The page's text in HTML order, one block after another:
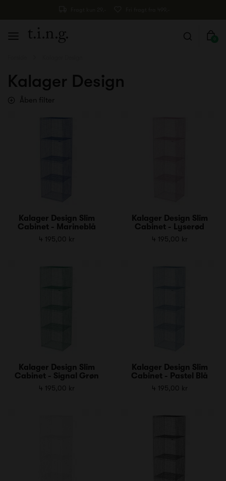
0
Kalager Design
Åben filter
Kalager Design Slim
Cabinet - Marineblå
4 195,00 kr
Kalager Design Slim
Cabinet - Lyserød
4 195,00 kr
Kalager Design Slim
Cabinet - Signal Grøn
4 195,00 kr
Kalager Design Slim
Cabinet - Pastel Blå
4 195,00 kr